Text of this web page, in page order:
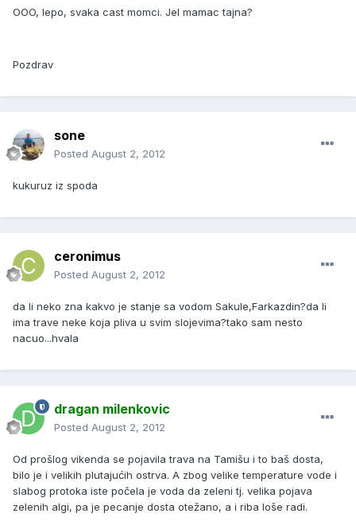
OOO, lepo, svaka cast momci. Jel mamac tajna?
Pozdrav
sone
Posted August 2, 2012
kukuruz iz spoda
ceronimus
Posted August 2, 2012
da li neko zna kakvo je stanje sa vodom Sakule,Farkazdin?da li
ima trave neke koja pliva u svim slojevima?tako sam nesto
nacuo...hvala
dragan milenkovic
Posted August 2, 2012
Od prošlog vikenda se pojavila trava na Tamišu i to baš dosta,
bilo je i velikih plutajućih ostrva. A zbog velike temperature vode i
slabog protoka iste počela je voda da zeleni tj. velika pojava
zelenih algi, pa je pecanje dosta otežano, a i riba loše radi.